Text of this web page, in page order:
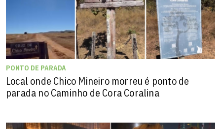
PONTO DE PARADA
Local onde Chico Mineiro morreu é ponto de
parada no Caminho de Cora Coralina